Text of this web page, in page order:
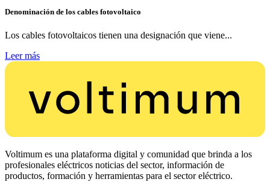
Denominación de los cables fotovoltaico
Los cables fotovoltaicos tienen una designación que viene...
Leer más
Voltimum es una plataforma digital y comunidad que brinda a los
profesionales eléctricos noticias del sector, información de
productos, formación y herramientas para el sector eléctrico.